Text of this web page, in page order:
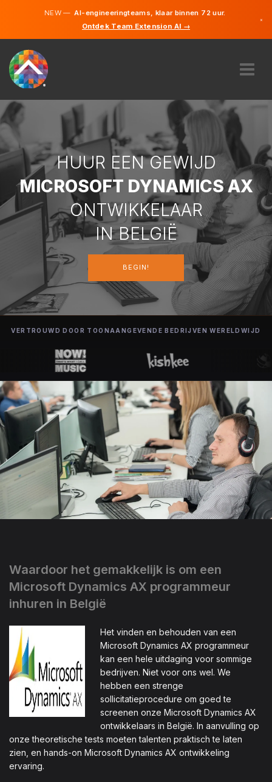
NEW —AI-engineeringteams, klaar binnen 72 uur.
Ontdek Team Extension AI →
×
OVER ONS
EXPERTISE
HOE WERKT HET?
CAREERS
INHUREN
BELGIË
Frans
Engels
HUUR EEN GEWIJD
MICROSOFT DYNAMICS AX
ONTWIKKELAAR
IN BELGIË
BEGIN!
VERTROUWD DOOR TOONAANGEVENDE BEDRIJVEN WERELDWIJD
Waardoor het gemakkelijk is om een
Microsoft Dynamics AX programmeur
inhuren in België
Het vinden en behouden van een
Microsoft Dynamics AX programmeur
kan een hele uitdaging voor sommige
bedrijven. Niet voor ons wel. We
hebben een strenge
sollicitatieprocedure om goed te
screenen onze Microsoft Dynamics AX
ontwikkelaars in België. In aanvulling op
onze theoretische tests moeten talenten praktisch te laten
zien, en hands-on Microsoft Dynamics AX ontwikkeling
ervaring.